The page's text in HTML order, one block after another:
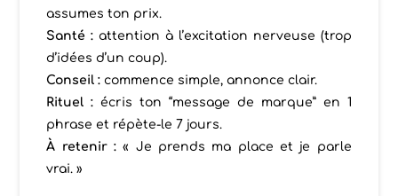
assumes ton prix.
Santé : attention à l’excitation nerveuse (trop
d’idées d’un coup).
Conseil : commence simple, annonce clair.
Rituel : écris ton “message de marque” en 1
phrase et répète-le 7 jours.
À retenir : « Je prends ma place et je parle
vrai. »